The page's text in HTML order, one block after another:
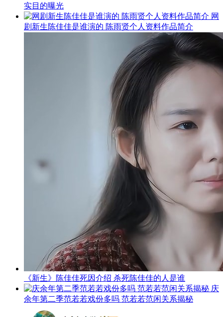
实目的曝光
网
剧新生陈佳佳是谁演的 陈雨贤个人资料作品简介
《新生》陈佳佳死因介绍 杀死陈佳佳的人是谁
庆
余年第二季范若若戏份多吗 范若若范闲关系揭秘